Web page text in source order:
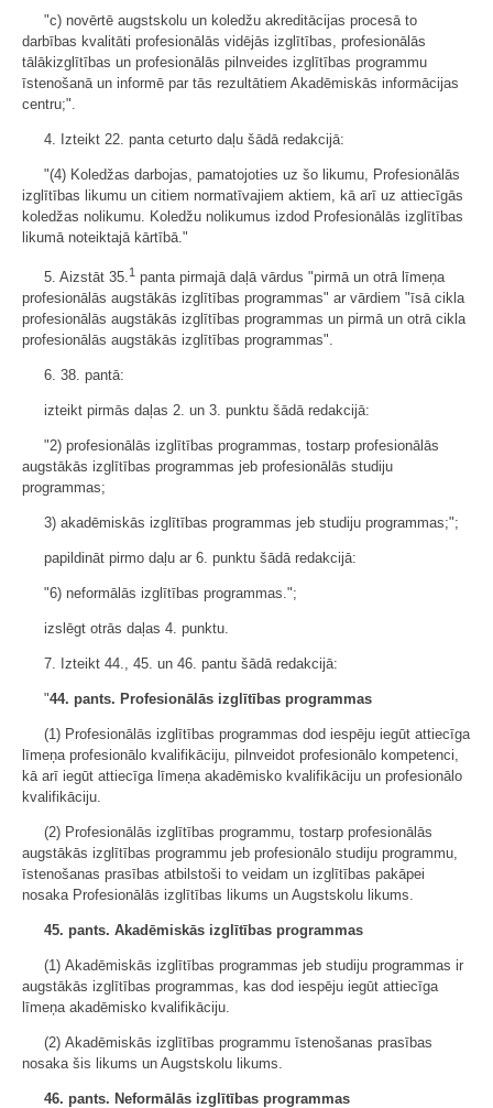
"c) novērtē augstskolu un koledžu akreditācijas procesā to
darbības kvalitāti profesionālās vidējās izglītības, profesionālās
tālākizglītības un profesionālās pilnveides izglītības programmu
īstenošanā un informē par tās rezultātiem Akadēmiskās informācijas
centru;".
4. Izteikt 22. panta ceturto daļu šādā redakcijā:
"(4) Koledžas darbojas, pamatojoties uz šo likumu, Profesionālās
izglītības likumu un citiem normatīvajiem aktiem, kā arī uz attiecīgās
koledžas nolikumu. Koledžu nolikumus izdod Profesionālās izglītības
likumā noteiktajā kārtībā."
5. Aizstāt 35. 1 panta pirmajā daļā vārdus "pirmā un otrā līmeņa
profesionālās augstākās izglītības programmas" ar vārdiem "īsā cikla
profesionālās augstākās izglītības programmas un pirmā un otrā cikla
profesionālās augstākās izglītības programmas".
6. 38. pantā:
izteikt pirmās daļas 2. un 3. punktu šādā redakcijā:
"2) profesionālās izglītības programmas, tostarp profesionālās
augstākās izglītības programmas jeb profesionālās studiju
programmas;
3) akadēmiskās izglītības programmas jeb studiju programmas;";
papildināt pirmo daļu ar 6. punktu šādā redakcijā:
"6) neformālās izglītības programmas.";
izslēgt otrās daļas 4. punktu.
7. Izteikt 44., 45. un 46. pantu šādā redakcijā:
"44. pants. Profesionālās izglītības programmas
(1) Profesionālās izglītības programmas dod iespēju iegūt attiecīga
līmeņa profesionālo kvalifikāciju, pilnveidot profesionālo kompetenci,
kā arī iegūt attiecīga līmeņa akadēmisko kvalifikāciju un profesionālo
kvalifikāciju.
(2) Profesionālās izglītības programmu, tostarp profesionālās
augstākās izglītības programmu jeb profesionālo studiju programmu,
īstenošanas prasības atbilstoši to veidam un izglītības pakāpei
nosaka Profesionālās izglītības likums un Augstskolu likums.
45. pants. Akadēmiskās izglītības programmas
(1) Akadēmiskās izglītības programmas jeb studiju programmas ir
augstākās izglītības programmas, kas dod iespēju iegūt attiecīga
līmeņa akadēmisko kvalifikāciju.
(2) Akadēmiskās izglītības programmu īstenošanas prasības
nosaka šis likums un Augstskolu likums.
46. pants. Neformālās izglītības programmas